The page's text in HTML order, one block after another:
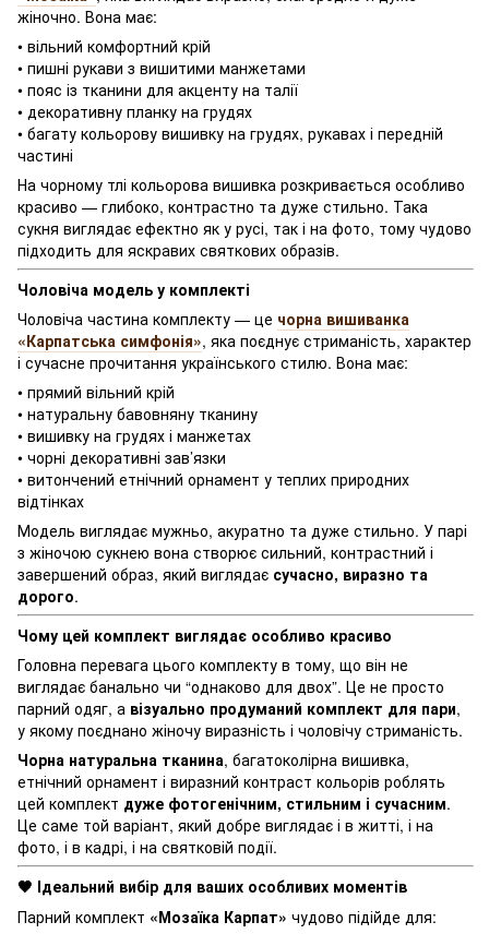
жіночно. Вона має:
• вільний комфортний крій
• пишні рукави з вишитими манжетами
• пояс із тканини для акценту на талії
• декоративну планку на грудях
• багату кольорову вишивку на грудях, рукавах і передній
частині
На чорному тлі кольорова вишивка розкривається особливо
красиво — глибоко, контрастно та дуже стильно. Така
сукня виглядає ефектно як у русі, так і на фото, тому чудово
підходить для яскравих святкових образів.
Чоловіча модель у комплекті
Чоловіча частина комплекту — це чорна вишиванка
«Карпатська симфонія», яка поєднує стриманість, характер
і сучасне прочитання українського стилю. Вона має:
• прямий вільний крій
• натуральну бавовняну тканину
• вишивку на грудях і манжетах
• чорні декоративні зав’язки
• витончений етнічний орнамент у теплих природних
відтінках
Модель виглядає мужньо, акуратно та дуже стильно. У парі
з жіночою сукнею вона створює сильний, контрастний і
завершений образ, який виглядає сучасно, виразно та
дорого.
Чому цей комплект виглядає особливо красиво
Головна перевага цього комплекту в тому, що він не
виглядає банально чи “однаково для двох”. Це не просто
парний одяг, а візуально продуманий комплект для пари,
у якому поєднано жіночу виразність і чоловічу стриманість.
Чорна натуральна тканина, багатоколірна вишивка,
етнічний орнамент і виразний контраст кольорів роблять
цей комплект дуже фотогенічним, стильним і сучасним.
Це саме той варіант, який добре виглядає і в житті, і на
фото, і в кадрі, і на святковій події.
🖤 Ідеальний вибір для ваших особливих моментів
Парний комплект «Мозаїка Карпат» чудово підійде для: